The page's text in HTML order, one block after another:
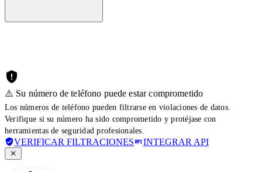
⚠️ Su número de teléfono puede estar comprometido
Los números de teléfono pueden filtrarse en violaciones de datos.
Verifique si su número ha sido comprometido y protéjase con
herramientas de seguridad profesionales.
VERIFICAR FILTRACIONES INTEGRAR API